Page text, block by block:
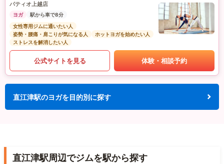
パティオ上越店
ヨガ
駅から車で8分
女性専用ジムに通いたい人
姿勢・腰痛・肩こりが気になる人
ホットヨガを始めたい人
ストレスを解消したい人
公式サイトを見る 体験・相談予約
直江津駅のヨガを目的別に探す
直江津駅周辺でジムを駅から探す